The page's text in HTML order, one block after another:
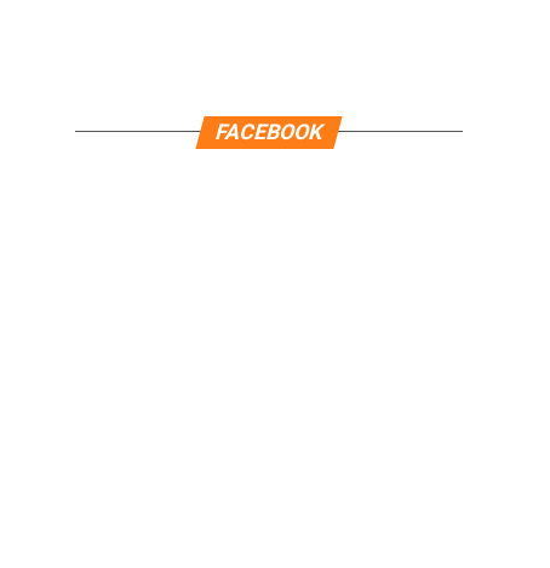
FACEBOOK